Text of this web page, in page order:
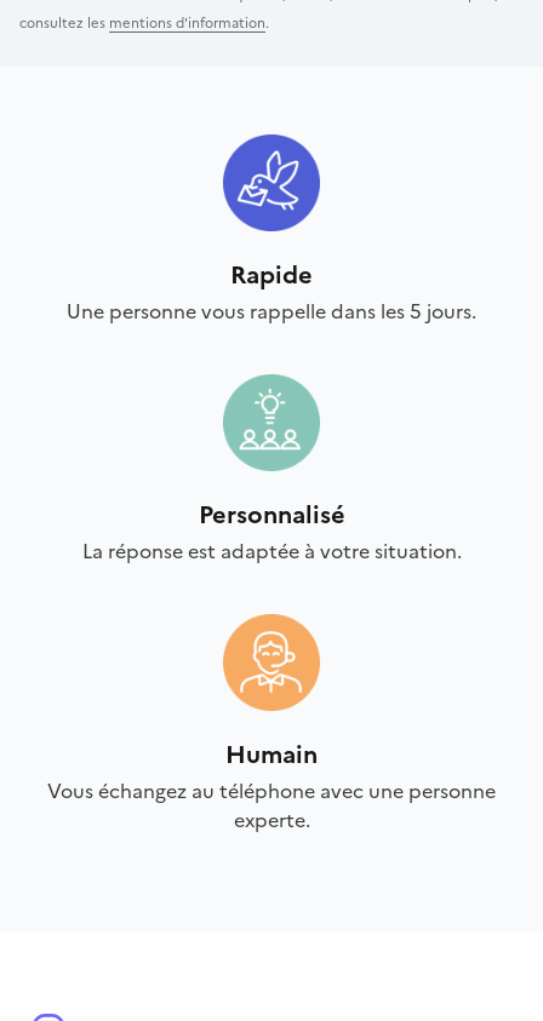
consultez les mentions d'information.
Rapide
Une personne vous rappelle dans les 5 jours.
Personnalisé
La réponse est adaptée à votre situation.
Humain
Vous échangez au téléphone avec une personne
experte.